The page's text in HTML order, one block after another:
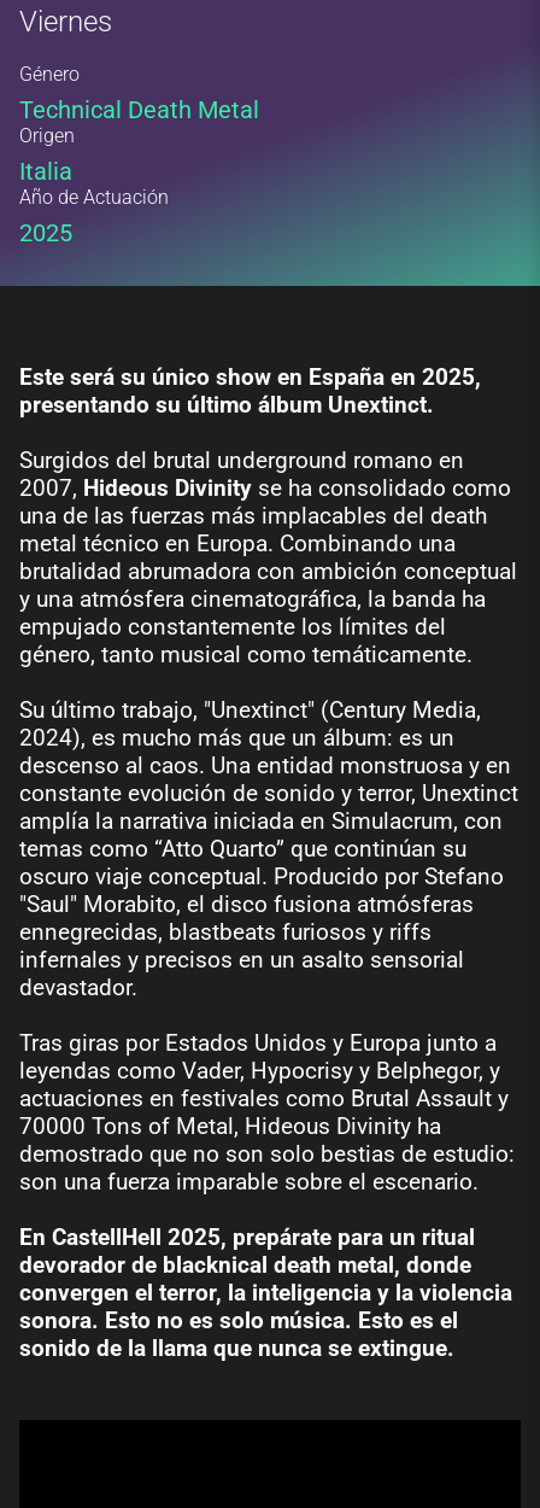
Viernes
Género
Technical Death Metal
Origen
Italia
Año de Actuación
2025
Este será su único show en España en 2025,
presentando su último álbum Unextinct.
Surgidos del brutal underground romano en
2007, Hideous Divinity se ha consolidado como
una de las fuerzas más implacables del death
metal técnico en Europa. Combinando una
brutalidad abrumadora con ambición conceptual
y una atmósfera cinematográfica, la banda ha
empujado constantemente los límites del
género, tanto musical como temáticamente.
Su último trabajo, "Unextinct" (Century Media,
2024), es mucho más que un álbum: es un
descenso al caos. Una entidad monstruosa y en
constante evolución de sonido y terror, Unextinct
amplía la narrativa iniciada en Simulacrum, con
temas como “Atto Quarto” que continúan su
oscuro viaje conceptual. Producido por Stefano
"Saul" Morabito, el disco fusiona atmósferas
ennegrecidas, blastbeats furiosos y riffs
infernales y precisos en un asalto sensorial
devastador.
Tras giras por Estados Unidos y Europa junto a
leyendas como Vader, Hypocrisy y Belphegor, y
actuaciones en festivales como Brutal Assault y
70000 Tons of Metal, Hideous Divinity ha
demostrado que no son solo bestias de estudio:
son una fuerza imparable sobre el escenario.
En CastellHell 2025, prepárate para un ritual
devorador de blacknical death metal, donde
convergen el terror, la inteligencia y la violencia
sonora. Esto no es solo música. Esto es el
sonido de la llama que nunca se extingue.